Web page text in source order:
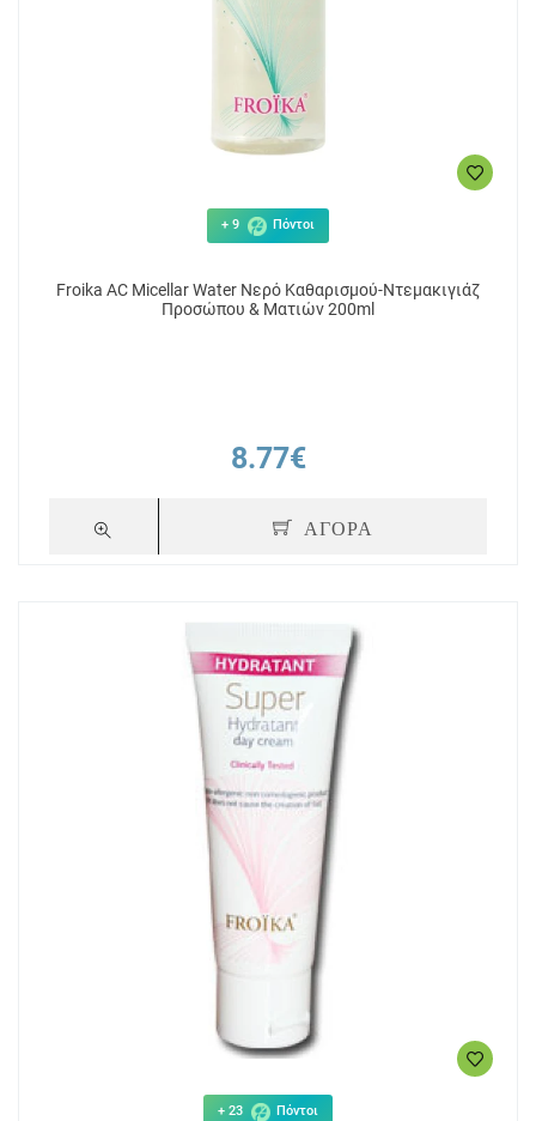
+ 9 Πόντοι
Froika AC Micellar Water Νερό Καθαρισμού-Ντεμακιγιάζ
Προσώπου & Ματιών 200ml
8.77€
ΑΓΟΡΑ
+ 23 Πόντοι